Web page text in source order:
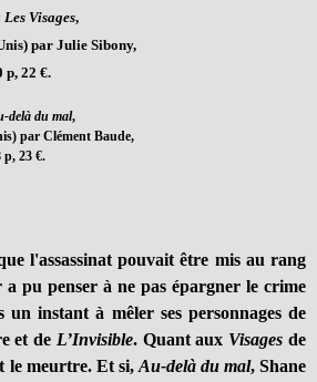
Les Visages,
par Julie Sibony,
p, 22 €.
delà du mal,
par Clément Baude,
p, 23 €.
l'assassinat pouvait être mis au rang
pu penser à ne pas épargner le crime
instant à mêler ses personnages de
et de L’Invisible. Quant aux Visages de
le meurtre. Et si, Au-delà du mal, Shane